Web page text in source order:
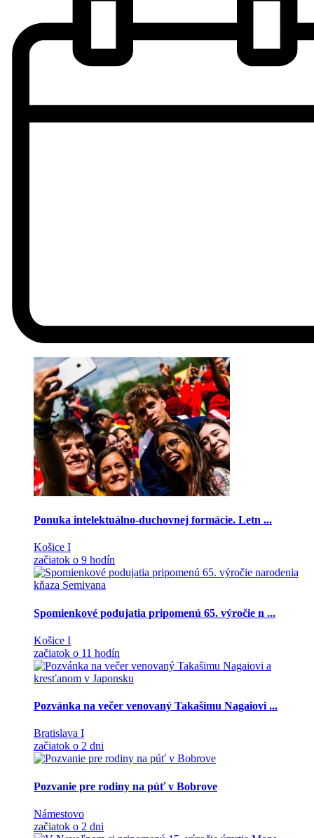
Ponuka intelektuálno-duchovnej formácie. Letn ...
Košice I
začiatok o 9 hodín
Spomienkové podujatia pripomenú 65. výročie n ...
Košice I
začiatok o 11 hodín
Pozvánka na večer venovaný Takašimu Nagaiovi ...
Bratislava I
začiatok o 2 dni
Pozvanie pre rodiny na púť v Bobrove
Námestovo
začiatok o 2 dni